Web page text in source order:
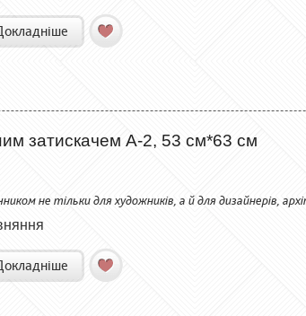
затискачем А-2, 53 см*63 см
не тільки для художників, а й для дизайнерів,